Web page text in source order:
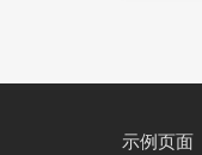
示例页面